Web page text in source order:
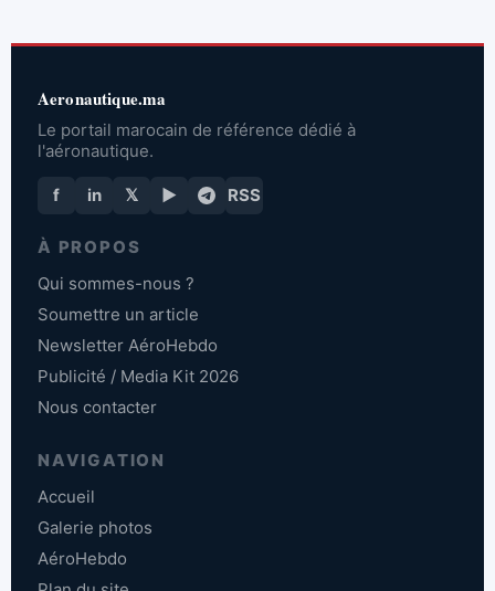
Aeronautique.ma
Le portail marocain de référence dédié à
l'aéronautique.
f in 𝕏 ▶ RSS
À PROPOS
Qui sommes-nous ?
Soumettre un article
Newsletter AéroHebdo
Publicité / Media Kit 2026
Nous contacter
NAVIGATION
Accueil
Galerie photos
AéroHebdo